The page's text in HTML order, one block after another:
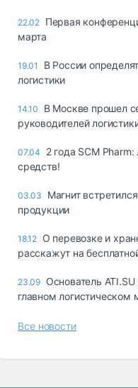
22.02 Первая
марта
19.01
В России
логистики
14.10
В Москве прошел
руководителей
07.04
2 года SCM
средств!
03.03
Магнит
продукции
18.12 О перевозке и
расскажут на
23.09 Основатель
главном логистическом
Все новости